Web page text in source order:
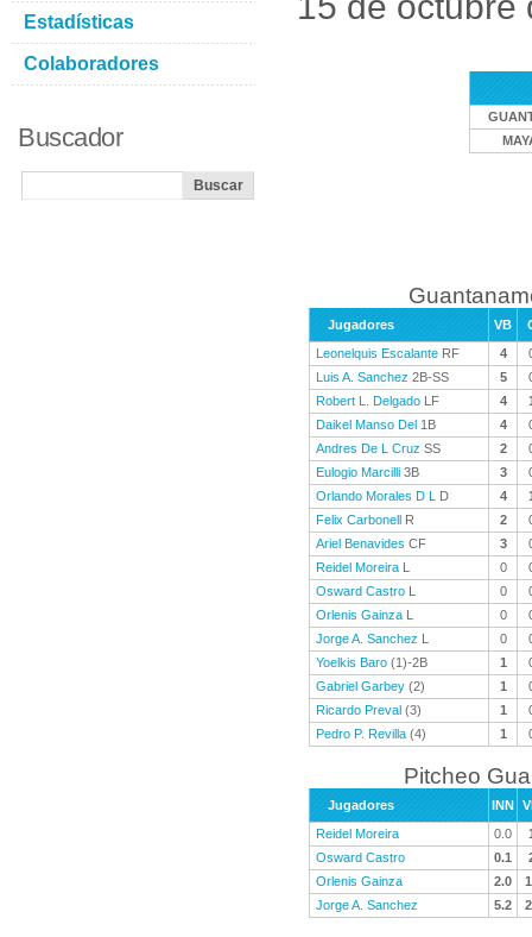
Jugadores VB
Leonelquis Escalante RF 4
Luis A. Sanchez 2B-SS 5
Robert L. Delgado LF 4
Daikel Manso Del 1B 4
Andres De L Cruz SS 2
Eulogio Marcilli 3B 3
Orlando Morales D L
D 4
Felix Carbonell R 2
Ariel Benavides CF 3
Reidel Moreira L 0
Osward Castro L 0
Orlenis Gainza L 0
Jorge A. Sanchez L 0
Yoelkis Baro (1)-2B 1
Gabriel Garbey (2) 1
Ricardo Preval (3) 1
Pedro P. Revilla (4) 1
Pitcheo
Jugadores INN
Reidel Moreira
0.0
Osward Castro
0.1
Orlenis Gainza
2.0
Jorge A. Sanchez
5.2
Estadísticas
Colaboradores
Buscador